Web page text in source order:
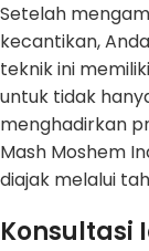
Setelah
kecantikan,
teknik ini
untuk tidak
menghadirkan
Mash Moshem
diajak melalui
Konsultasi